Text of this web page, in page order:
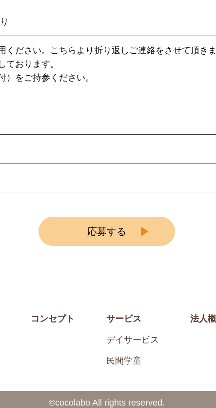
ください。こちらより折り返しご連絡をさせて頂き
ております。
）をご持参ください。
応募する
コンセプト サービス
デイサービス
民間学童
法人
©️cocolabo All rights reserved.